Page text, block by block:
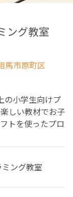
ング教室
馬市原町区
小学生向けプ
しい教材でお子
トを使ったプロ
ング教室